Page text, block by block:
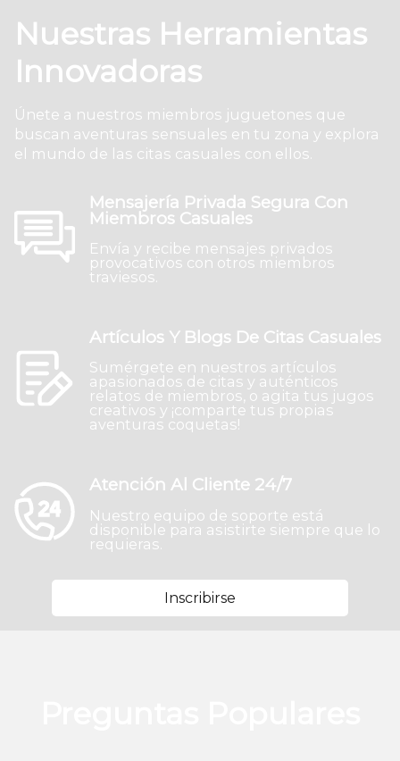
Nuestras Herramientas
Innovadoras
Únete a nuestros miembros juguetones que
buscan aventuras sensuales en tu zona y explora
el mundo de las citas casuales con ellos.
Mensajería Privada Segura Con
Miembros Casuales
Envía y recibe mensajes privados
provocativos con otros miembros
traviesos.
Artículos Y Blogs De Citas Casuales
Sumérgete en nuestros artículos
apasionados de citas y auténticos
relatos de miembros, o agita tus jugos
creativos y ¡comparte tus propias
aventuras coquetas!
Atención Al Cliente 24/7
Nuestro equipo de soporte está
disponible para asistirte siempre que lo
requieras.
Inscribirse